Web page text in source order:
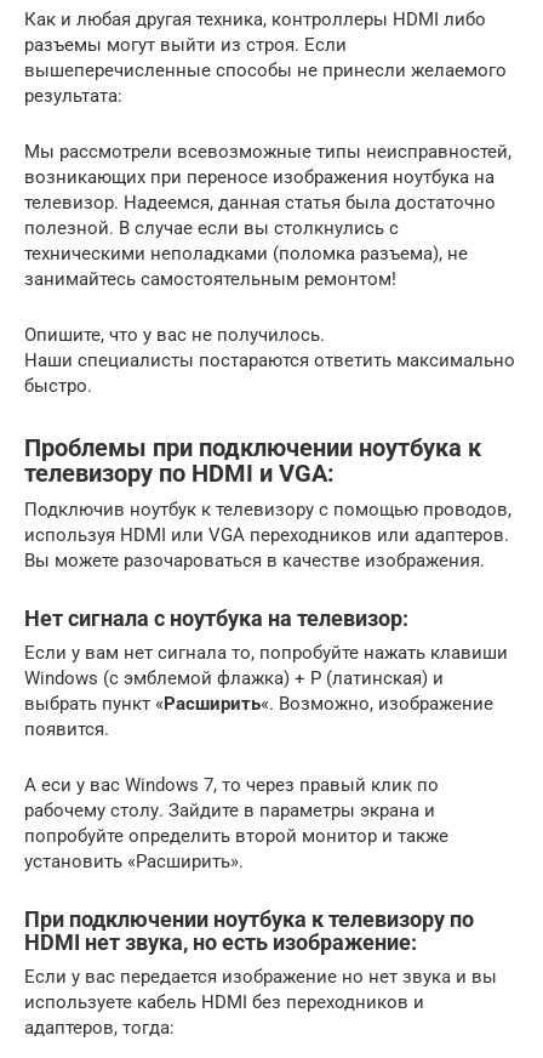
Как и любая другая техника, контроллеры HDMI либо
разъемы могут выйти из строя. Если
вышеперечисленные способы не принесли желаемого
результата:
Мы рассмотрели всевозможные типы неисправностей,
возникающих при переносе изображения ноутбука на
телевизор. Надеемся, данная статья была достаточно
полезной. В случае если вы столкнулись с
техническими неполадками (поломка разъема), не
занимайтесь самостоятельным ремонтом!
Опишите, что у вас не получилось.
Наши специалисты постараются ответить максимально
быстро.
Проблемы при подключении ноутбука к
телевизору по HDMI и VGA:
Подключив ноутбук к телевизору с помощью проводов,
используя HDMI или VGA переходников или адаптеров.
Вы можете разочароваться в качестве изображения.
Нет сигнала с ноутбука на телевизор:
Если у вам нет сигнала то, попробуйте нажать клавиши
Windows (с эмблемой флажка) + P (латинская) и
выбрать пункт «Расширить«. Возможно, изображение
появится.
А еси у вас Windows 7, то через правый клик по
рабочему столу. Зайдите в параметры экрана и
попробуйте определить второй монитор и также
установить «Расширить».
При подключении ноутбука к телевизору по
HDMI нет звука, но есть изображение:
Если у вас передается изображение но нет звука и вы
используете кабель HDMI без переходников и
адаптеров, тогда: